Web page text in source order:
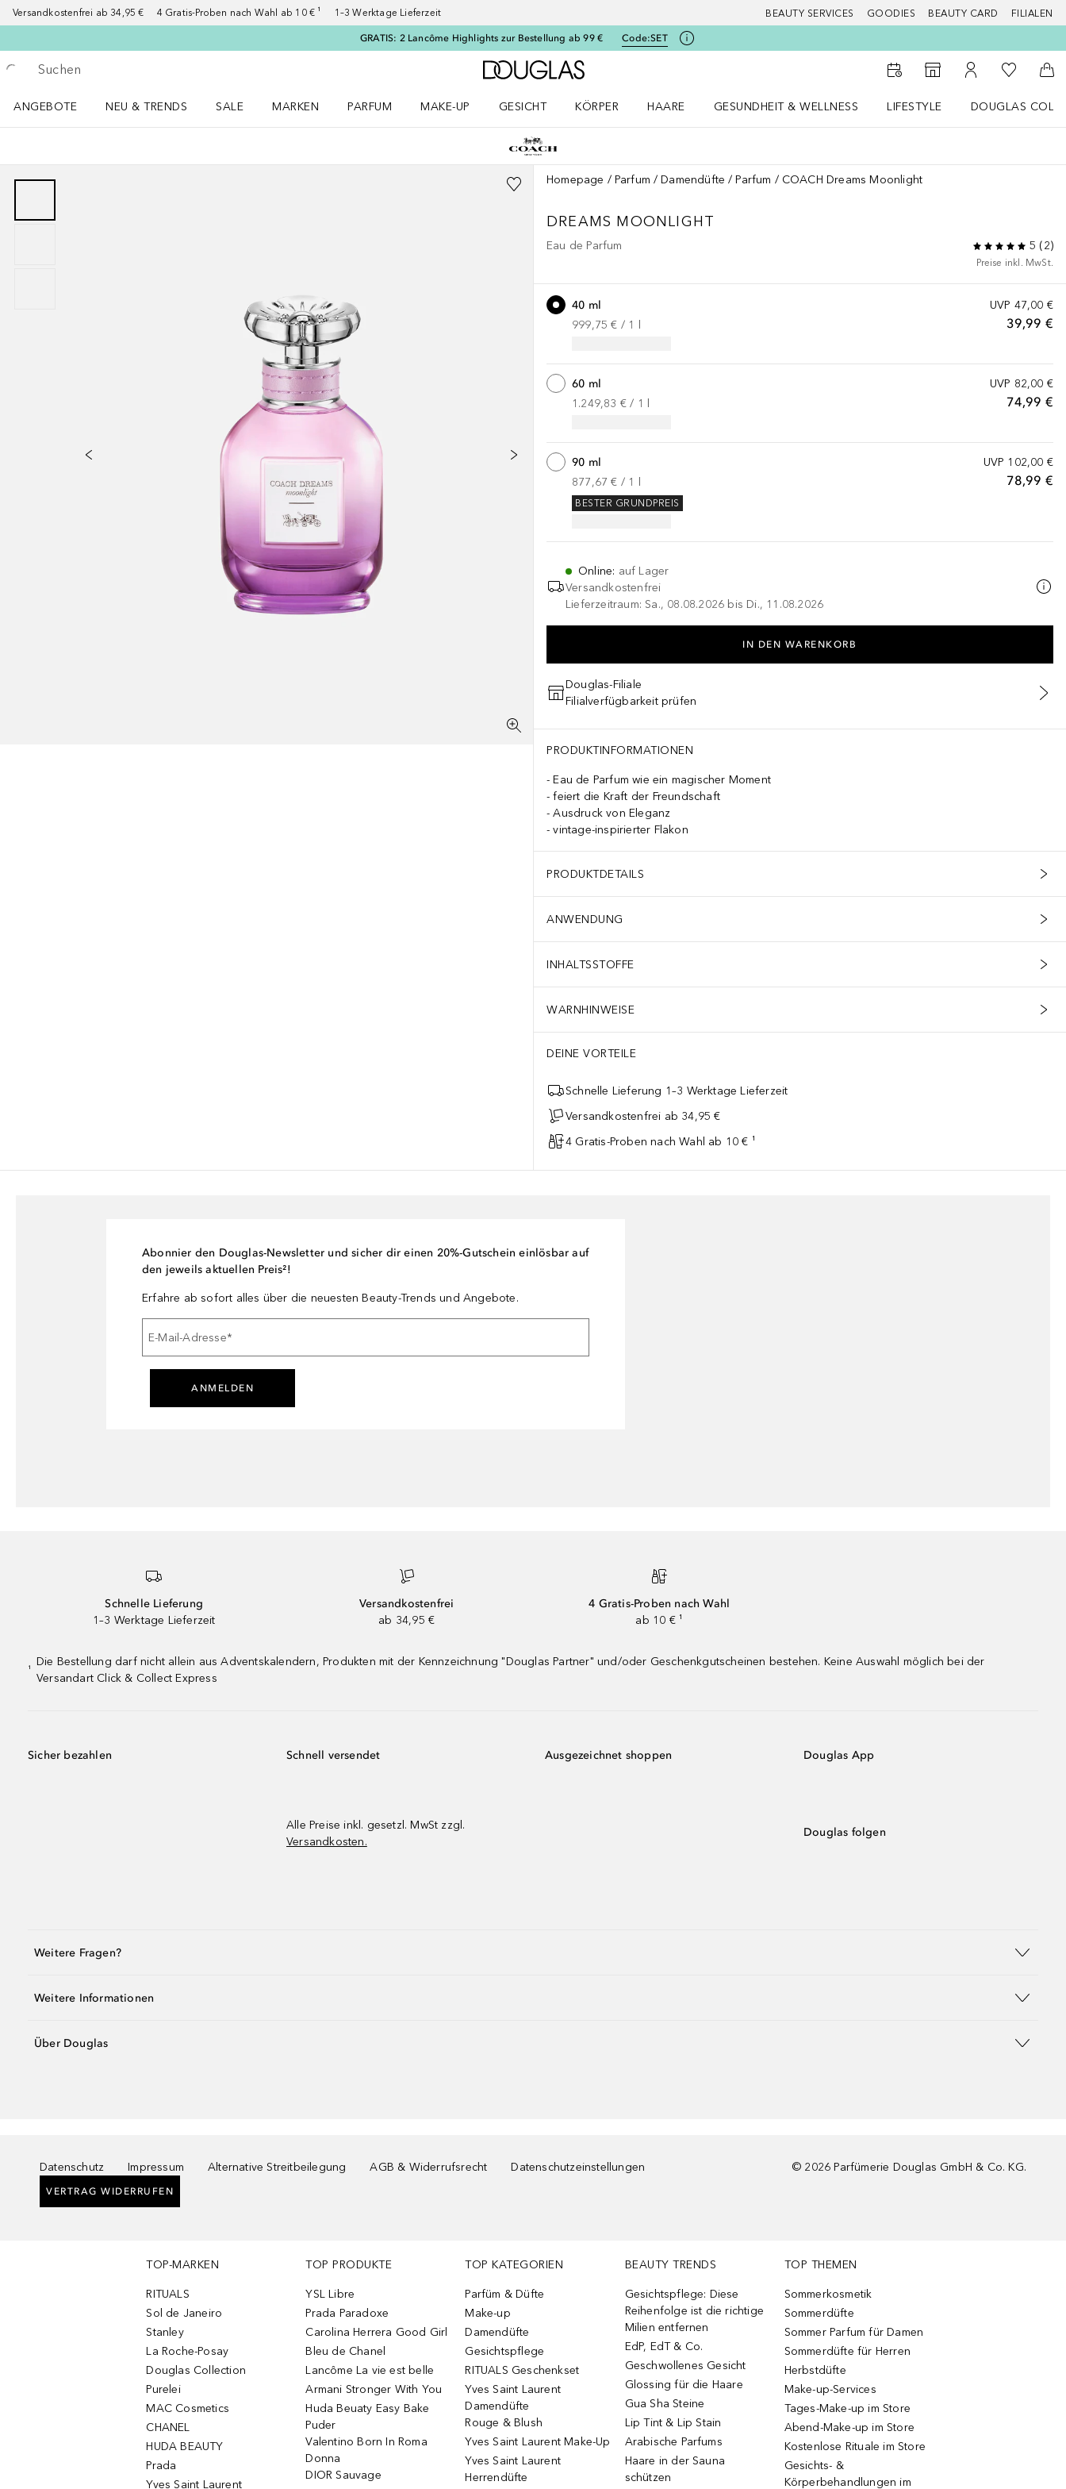
Versandkostenfrei ab 34,95 € 4 Gratis-Proben nach Wahl ab 10 € ¹ 1–3 Werktage Lieferzeit BEAUTY SERVICES GOODIES BEAUTY CARD FILIALEN
GRATIS: 2 Lancôme Highlights zur Bestellung ab 99 € Code:SET
Gehe zurück
Suche ausführen
Zur Douglas Startseite
Zum Storefinder
Zu Meinem
Zu Meiner
ANGEBOTE
NEU & TRENDS
SALE
MARKEN
PARFUM
MAKE-UP
GESICHT
KÖRPER
HAARE
GESUNDHEIT & WELLNESS
LIFESTYLE
DOUGLAS
Homepage Parfum Damendüfte Parfum COACH Dreams Moonlight
DREAMS MOONLIGHT
Eau de Parfum 5 (2)
Preise inkl. MwSt.
UVP 47,00 €
39,99 €
40 ml
999,75 € / 1
UVP 82,00 €
74,99 €
60 ml
1.249,83 € / 1
UVP 102,00 €
78,99 €
90 ml
877,67 € / 1
BESTER GRUNDPREIS
Online: auf Lager
Versandkostenfrei
Lieferzeitraum: Sa., 08.08.2026 bis Di., 11.08.2026
IN DEN WARENKORB
Douglas-Filiale
Filialverfügbarkeit prüfen
PRODUKTINFORMATIONEN
Eau de Parfum wie ein magischer Moment
feiert die Kraft der Freundschaft
Ausdruck von Eleganz
vintage-inspirierter Flakon
PRODUKTDETAILS
ANWENDUNG
INHALTSSTOFFE
WARNHINWEISE
DEINE VORTEILE
Schnelle Lieferung 1–3 Werktage Lieferzeit
Versandkostenfrei ab 34,95 €
4 Gratis-Proben nach Wahl ab 10 € ¹
Abonnier den Douglas-Newsletter und sicher dir einen 20%-Gutschein einlösbar auf
den jeweils aktuellen Preis²!
Erfahre ab sofort alles über die neuesten Beauty-Trends und Angebote.
E-Mail-Adresse*
ANMELDEN
Schnelle Lieferung
1–3 Werktage Lieferzeit
Versandkostenfrei
ab 34,95 €
4 Gratis-Proben nach Wahl
ab 10 € ¹
¹
Die Bestellung darf nicht allein aus Adventskalendern, Produkten mit der Kennzeichnung "Douglas Partner" und/oder Geschenkgutscheinen bestehen. Keine Auswahl möglich bei der
Versandart Click & Collect Express
Sicher bezahlen Schnell versendet
Alle Preise inkl. gesetzl. MwSt zzgl.
Versandkosten.
Ausgezeichnet shoppen Douglas App
Douglas folgen
Weitere Fragen?
Weitere Informationen
Über Douglas
Datenschutz Impressum Alternative Streitbeilegung AGB & Widerrufsrecht Datenschutzeinstellungen
VERTRAG WIDERRUFEN
© 2026 Parfümerie Douglas GmbH & Co. KG.
TOP-MARKEN
RITUALS
Sol de Janeiro
Stanley
La Roche-Posay
Douglas Collection
Purelei
MAC Cosmetics
CHANEL
HUDA BEAUTY
Prada
Yves Saint Laurent
TOP PRODUKTE
YSL Libre
Prada Paradoxe
Carolina Herrera Good Girl
Bleu de Chanel
Lancôme La vie est belle
Armani Stronger With You
Huda Beuaty Easy Bake
Puder
Valentino Born In Roma
Donna
DIOR Sauvage
TOP KATEGORIEN
Parfüm & Düfte
Make-up
Damendüfte
Gesichtspflege
RITUALS Geschenkset
Yves Saint Laurent
Damendüfte
Rouge & Blush
Yves Saint Laurent Make-Up
Yves Saint Laurent
Herrendüfte
BEAUTY TRENDS
Gesichtspflege: Diese
Reihenfolge ist die richtige
Milien entfernen
EdP, EdT & Co.
Geschwollenes Gesicht
Glossing für die Haare
Gua Sha Steine
Lip Tint & Lip Stain
Arabische Parfums
Haare in der Sauna
schützen
TOP THEMEN
Sommerkosmetik
Sommerdüfte
Sommer Parfum für Damen
Sommerdüfte für Herren
Herbstdüfte
Make-up-Services
Tages-Make-up im Store
Abend-Make-up im Store
Kostenlose Rituale im Store
Gesichts- &
Körperbehandlungen im